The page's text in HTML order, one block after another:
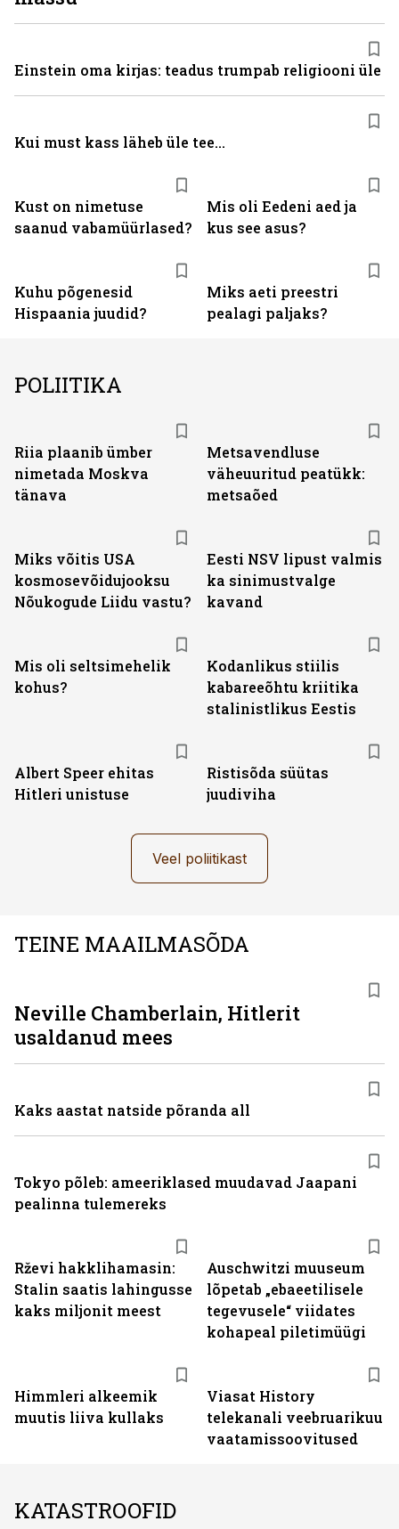
Kust on nimetuse
saanud vabamüürlased?
Mis oli Eedeni aed ja
kus see asus?
Kuhu põgenesid
Hispaania juudid?
Miks aeti preestri
pealagi paljaks?
Einstein oma kirjas: teadus trumpab religiooni üle
Kui must kass läheb üle tee...
POLIITIKA
Riia plaanib ümber
nimetada Moskva
tänava
Metsavendluse
väheuuritud peatükk:
metsaõed
Miks võitis USA
kosmosevõidujooksu
Nõukogude Liidu vastu?
Eesti NSV lipust valmis
ka sinimustvalge
kavand
Mis oli seltsimehelik
kohus?
Kodanlikus stiilis
kabareeõhtu kriitika
stalinistlikus Eestis
Albert Speer ehitas
Hitleri unistuse
Ristisõda süütas
juudiviha
Veel poliitikast
TEINE MAAILMASÕDA
Rževi hakklihamasin:
Stalin saatis lahingusse
kaks miljonit meest
Auschwitzi muuseum
lõpetab „ebaeetilisele
tegevusele“ viidates
kohapeal piletimüügi
Himmleri alkeemik
muutis liiva kullaks
Viasat History
telekanali veebruarikuu
vaatamissoovitused
Neville Chamberlain, Hitlerit
usaldanud mees
Kaks aastat natside põranda all
Tokyo põleb: ameeriklased muudavad Jaapani
pealinna tulemereks
KATASTROOFID